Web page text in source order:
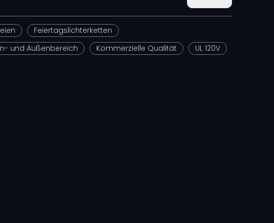
Feiertagslichterketten
und Außenbereich Kommerzielle Qualität
UL 120V